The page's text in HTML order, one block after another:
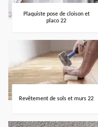
Plaquiste pose de cloison et
placo 22
Revêtement de sols et murs 22